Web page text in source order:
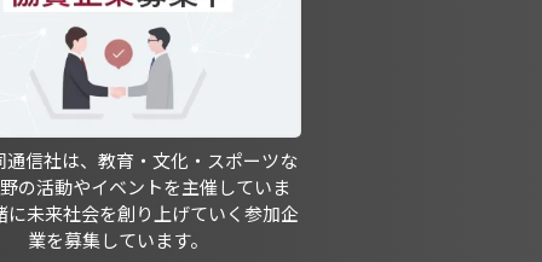
通信社は、教育・文化・スポーツな
の活動やイベントを主催していま
に未来社会を創り上げていく参加企
業を募集しています。